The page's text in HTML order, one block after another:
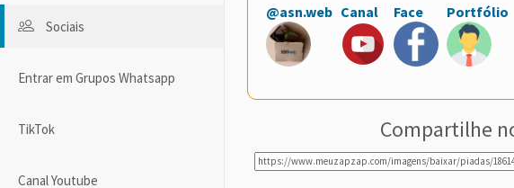
Sociais
Entrar em Grupos Whatsapp
TikTok
Canal Youtube
@asn.web Canal Face Portfólio
Compartilhe